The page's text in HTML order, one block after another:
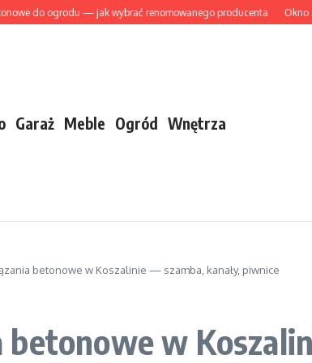
ogrodu — jak wybrać renomowanego producenta Okno z
Garaż Meble Ogród Wnętrza
betonowe w Koszalinie — szamba, kanały, piwnice
w